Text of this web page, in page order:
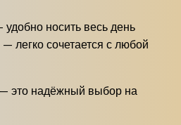
удобно носить весь день
— легко сочетается с любой
это надёжный выбор на